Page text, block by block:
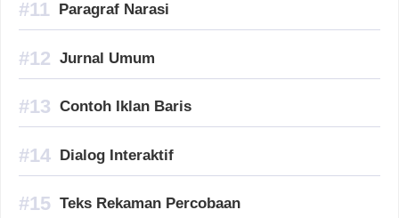
Paragraf Narasi
Jurnal Umum
Contoh Iklan Baris
Dialog Interaktif
Teks Rekaman Percobaan